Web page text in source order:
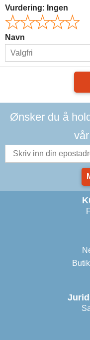
Vurdering: Ingen
Navn
Ønsker du å